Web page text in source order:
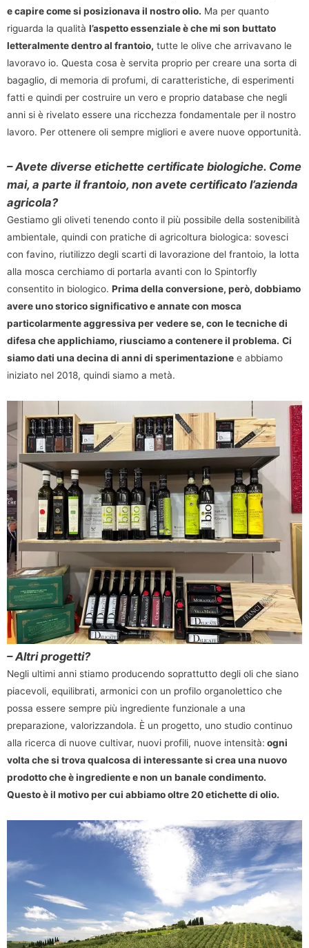
e capire come si posizionava il nostro olio. Ma per quanto
riguarda la qualità l’aspetto essenziale è che mi son buttato
letteralmente dentro al frantoio, tutte le olive che arrivavano le
lavoravo io. Questa cosa è servita proprio per creare una sorta di
bagaglio, di memoria di profumi, di caratteristiche, di esperimenti
fatti e quindi per costruire un vero e proprio database che negli
anni si è rivelato essere una ricchezza fondamentale per il nostro
lavoro. Per ottenere oli sempre migliori e avere nuove opportunità.
– Avete diverse etichette certificate biologiche. Come
mai, a parte il frantoio, non avete certificato l’azienda
agricola?
Gestiamo gli oliveti tenendo conto il più possibile della sostenibilità
ambientale, quindi con pratiche di agricoltura biologica: sovesci
con favino, riutilizzo degli scarti di lavorazione del frantoio, la lotta
alla mosca cerchiamo di portarla avanti con lo Spintorfly
consentito in biologico. Prima della conversione, però, dobbiamo
avere uno storico significativo e annate con mosca
particolarmente aggressiva per vedere se, con le tecniche di
difesa che applichiamo, riusciamo a contenere il problema. Ci
siamo dati una decina di anni di sperimentazione e abbiamo
iniziato nel 2018, quindi siamo a metà.
– Altri progetti?
Negli ultimi anni stiamo producendo soprattutto degli oli che siano
piacevoli, equilibrati, armonici con un profilo organolettico che
possa essere sempre più ingrediente funzionale a una
preparazione, valorizzandola. È un progetto, uno studio continuo
alla ricerca di nuove cultivar, nuovi profili, nuove intensità: ogni
volta che si trova qualcosa di interessante si crea una nuovo
prodotto che è ingrediente e non un banale condimento.
Questo è il motivo per cui abbiamo oltre 20 etichette di olio.